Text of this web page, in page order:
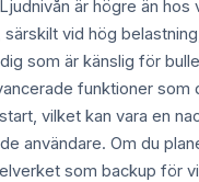
är högre än hos
särskilt vid hög
som är känslig för
funktioner som
vilket kan vara en
användare. Om du
som backup för